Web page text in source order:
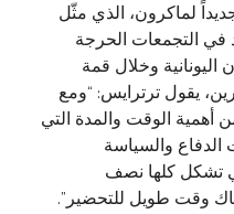
لماكرون، الذي مثّل
في التجمعات الحرجة
اليونانية وخلال قمة
يقول ترترايس: “ومع
أهمية الوقت والمدة التي
والسياسة
تشكل كلها نصف
وقت طويل للتحضير”.